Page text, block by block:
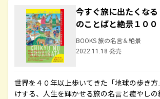
今すぐ旅に出たくな
のことばと絶景１００
BOOKS 旅の名言＆絶景
2022.11.18 発売
世界を４０年以上歩いてきた「地球の歩き
けする、人生を輝かせる旅の名言と癒やしの